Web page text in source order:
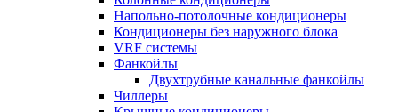
Напольно-потолочные кондиционеры
Кондиционеры без наружного блока
VRF системы
Фанкойлы
Двухтрубные канальные фанкойлы
Чиллеры